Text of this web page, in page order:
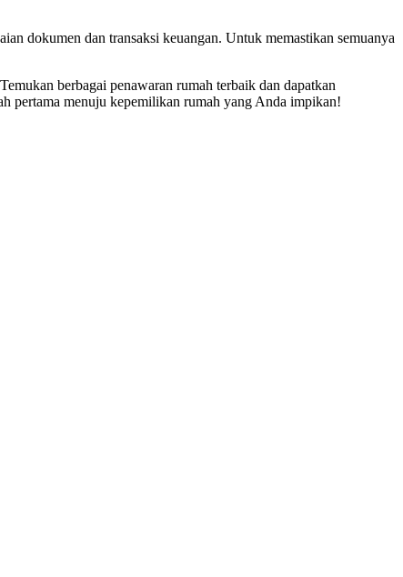
dokumen dan transaksi keuangan. Untuk memastikan semuanya
berbagai penawaran rumah terbaik dan dapatkan
pertama menuju kepemilikan rumah yang Anda impikan!